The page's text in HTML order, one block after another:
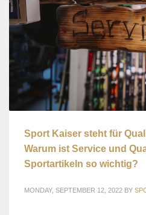
Sport Kaiser steht für
Warum ist Service und
Sportartikeln so wichtig?
MONDAY, SEPTEMBER 12, 2022 BY